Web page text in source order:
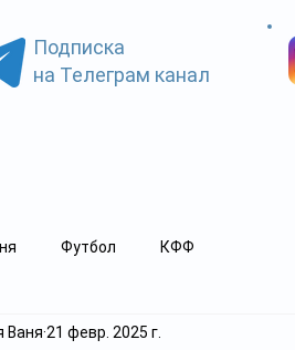
Подписка
на Телеграм канал
Футбол КФФ
Ваня 21 февр. 2025 г.